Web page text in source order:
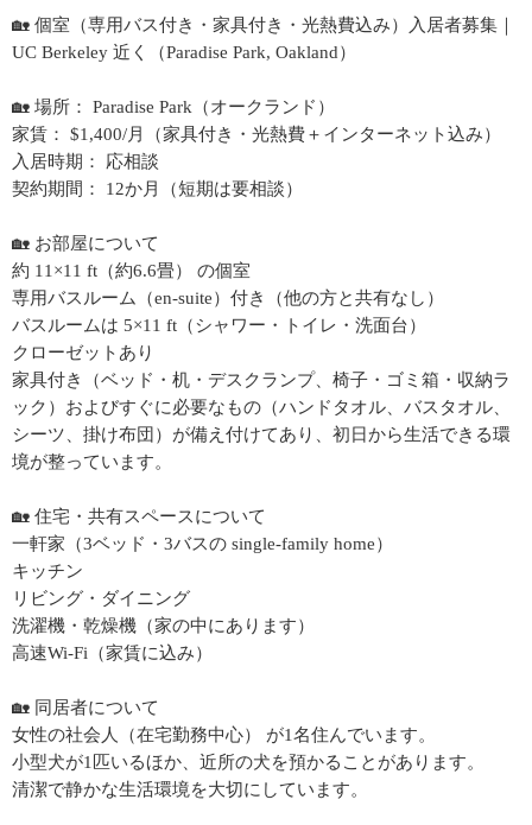
🏡 個室（専用バス付き・家具付き・光熱費込み）入居者募集｜
UC Berkeley 近く（Paradise Park, Oakland）
🏡 場所： Paradise Park（オークランド）
家賃： $1,400/月（家具付き・光熱費＋インターネット込み）
入居時期： 応相談
契約期間： 12か月（短期は要相談）
🏡 お部屋について
約 11×11 ft（約6.6畳） の個室
専用バスルーム（en-suite）付き（他の方と共有なし）
バスルームは 5×11 ft（シャワー・トイレ・洗面台）
クローゼットあり
家具付き（ベッド・机・デスクランプ、椅子・ゴミ箱・収納ラ
ック）およびすぐに必要なもの（ハンドタオル、バスタオル、
シーツ、掛け布団）が備え付けてあり、初日から生活できる環
境が整っています。
🏡 住宅・共有スペースについて
一軒家（3ベッド・3バスの single-family home）
キッチン
リビング・ダイニング
洗濯機・乾燥機（家の中にあります）
高速Wi-Fi（家賃に込み）
🏡 同居者について
女性の社会人（在宅勤務中心） が1名住んでいます。
小型犬が1匹いるほか、近所の犬を預かることがあります。
清潔で静かな生活環境を大切にしています。